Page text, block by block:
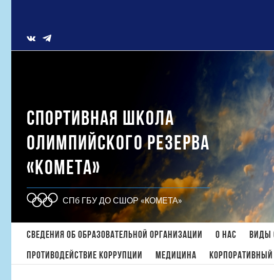
Vk
СПОРТИВНАЯ ШКОЛА
ОЛИМПИЙСКОГО РЕЗЕРВА
«КОМЕТА»
СПб ГБУ ДО СШОР «КОМЕТА»
поиска:
Сведения об образовательной организации О нас Виды
Противодействие коррупции
МЕДИЦИНА